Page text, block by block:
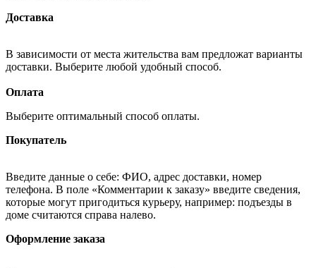
Доставка
В зависимости от места жительства вам предложат варианты
доставки. Выберите любой удобный способ.
Оплата
Выберите оптимальный способ оплаты.
Покупатель
Введите данные о себе: ФИО, адрес доставки, номер
телефона. В поле «Комментарии к заказу» введите сведения,
которые могут пригодиться курьеру, например: подъезды в
доме считаются справа налево.
Оформление заказа